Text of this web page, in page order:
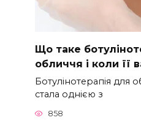
Що таке
обличчя і коли її
Ботулінотерапія для
стала однією з
858